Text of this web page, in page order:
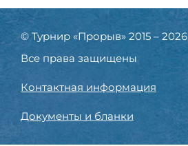
© Турнир «Прорыв» 2015 – 2026
Все права защищены
Контактная информация
Документы и бланки